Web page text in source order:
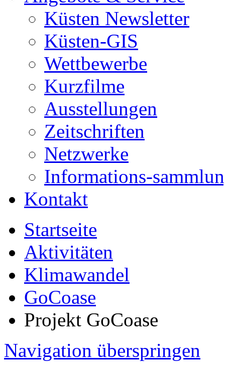
Küsten Newsletter
Küsten-GIS
Wettbewerbe
Kurzfilme
Ausstellungen
Zeitschriften
Netzwerke
Informations-
Kontakt
Startseite
Aktivitäten
Klimawandel
GoCoase
Projekt GoCoase
Navigation überspringen